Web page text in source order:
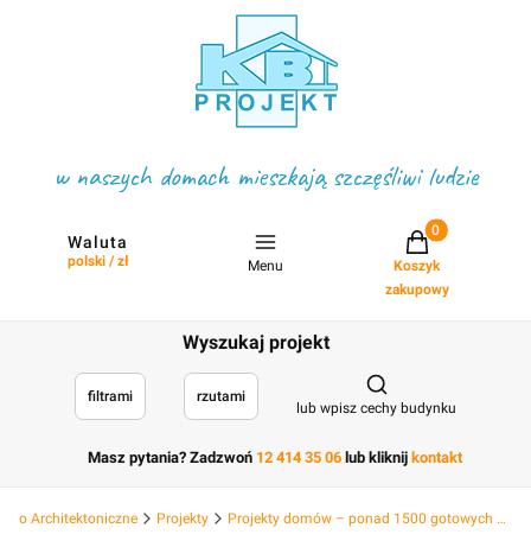
w naszych domach mieszkają szczęśliwi ludzie
Waluta
polski / zł Menu
Projekty w
Koszyk
zakupowy
Wyszukaj projekt
filtrami rzutami
Otwórz
lub wpisz cechy budynku
Masz pytania? Zadzwoń 12 414 35 06 lub kliknij kontakt
Architektoniczne Projekty Projekty domów – ponad 1500 gotowych projektów